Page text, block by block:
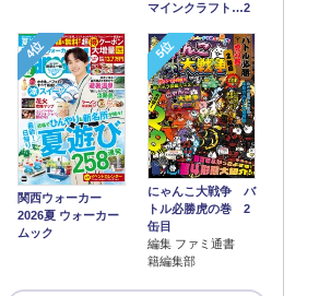
マインクラフト…2
4位
関西ウォーカー
2026夏 ウォーカー
ムック
5位
にゃんこ大戦争 バ
トル必勝虎の巻 2
缶目
編集 ファミ通書
籍編集部